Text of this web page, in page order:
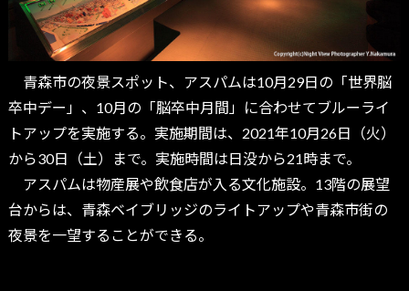
青森市の夜景スポット、アスパムは10月29日の「世界脳
卒中デー」、10月の「脳卒中月間」に合わせてブルーライ
トアップを実施する。実施期間は、2021年10月26日（火）
から30日（土）まで。実施時間は日没から21時まで。
アスパムは物産展や飲食店が入る文化施設。13階の展望
台からは、青森ベイブリッジのライトアップや青森市街の
夜景を一望することができる。